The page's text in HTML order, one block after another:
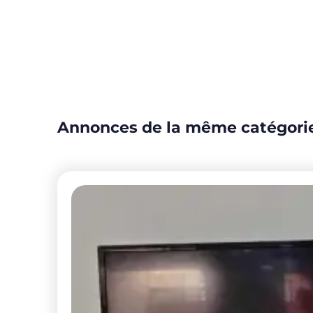
Annonces de la même